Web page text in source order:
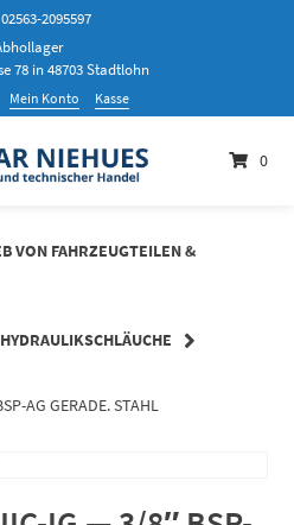
2095597
78 in 48703 Stadtlohn
Mein Konto Kasse
0
VON FAHRZEUGTEILEN &
AG GERADE. STAHL